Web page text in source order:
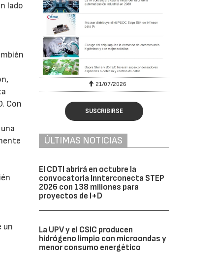
lado
Con
un
21/07/2026
SUSCRIBIRSE
ÚLTIMAS NOTICIAS
El CDTI abrirá en octubre la
convocatoria Innterconecta STEP
2026 con 138 millones para
proyectos de I+D
La UPV y el CSIC producen
hidrógeno limpio con microondas y
menor consumo energético